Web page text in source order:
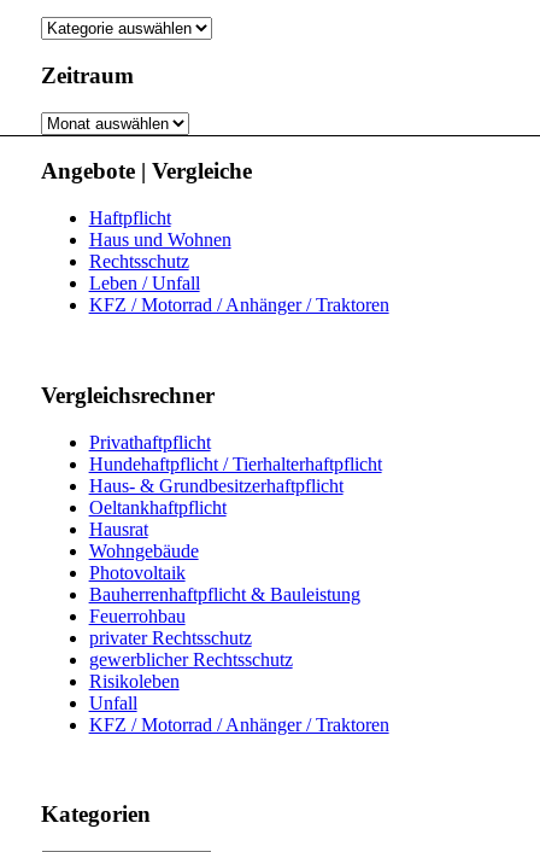
Kategorie
Zeitraum
Zeitraum
Angebote | Vergleiche
Haftpflicht
Haus und Wohnen
Rechtsschutz
Leben / Unfall
KFZ / Motorrad / Anhänger / Traktoren
Vergleichsrechner
Privathaftpflicht
Hundehaftpflicht / Tierhalterhaftpflicht
Haus- & Grundbesitzerhaftpflicht
Oeltankhaftpflicht
Hausrat
Wohngebäude
Photovoltaik
Bauherrenhaftpflicht & Bauleistung
Feuerrohbau
privater Rechtsschutz
gewerblicher Rechtsschutz
Risikoleben
Unfall
KFZ / Motorrad / Anhänger / Traktoren
Kategorien